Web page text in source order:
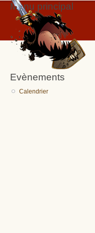
Menu principal
Evènements
Calendrier